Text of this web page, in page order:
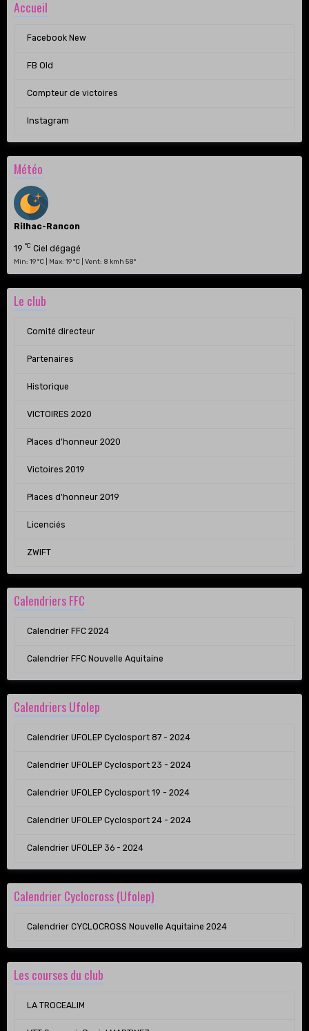
Accueil
Facebook New
FB Old
Compteur de victoires
Instagram
Météo
Rilhac-Rancon
19 °C Ciel dégagé
Min: 19 °C | Max: 19 °C | Vent: 8 kmh 58°
Le club
Comité directeur
Partenaires
Historique
VICTOIRES 2020
Places d'honneur 2020
Victoires 2019
Places d'honneur 2019
Licenciés
ZWIFT
Calendriers FFC
Calendrier FFC 2024
Calendrier FFC Nouvelle Aquitaine
Calendriers Ufolep
Calendrier UFOLEP Cyclosport 87 - 2024
Calendrier UFOLEP Cyclosport 23 - 2024
Calendrier UFOLEP Cyclosport 19 - 2024
Calendrier UFOLEP Cyclosport 24 - 2024
Calendrier UFOLEP 36 - 2024
Calendrier Cyclocross (Ufolep)
Calendrier CYCLOCROSS Nouvelle Aquitaine 2024
Les courses du club
LA TROCEALIM